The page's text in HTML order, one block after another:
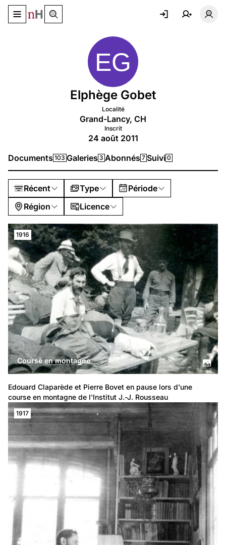
Basculer le menu de navigation
Elphège Gobet
Localité
Grand-Lancy, CH
Inscrit
24 août 2011
Documents 103 Galeries 3 Abonnés 7 Suivi 0
Récent Type
Période
Région
Licence
1916
Course en montagne
Edouard Claparède et Pierre Bovet en pause lors d'une
course en montagne de l'Institut J.-J. Rousseau
1917